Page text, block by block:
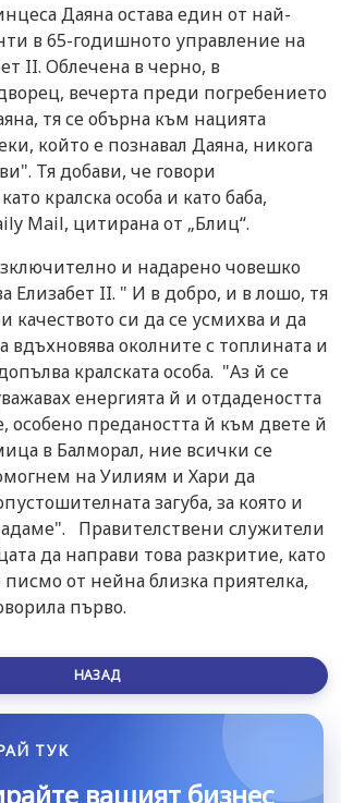
Даяна остава един от най-
в 65-годишното управление на
II. Облечена в черно, в
вечерта преди погребението
тя се обърна към нацията
който е познавал Даяна, никога
Тя добави, че говори
кралска особа и като баба,
Mail, цитирана от „Блиц“.
и надарено човешко
Елизабет II. " И в добро, и в лошо, тя
качеството си да се усмихва и да
вдъхновява околните с топлината и
кралската особа. "Аз й се
енергията й и отдадеността
особено предаността й към двете й
в Балморал, ние всички се
на Уилиям и Хари да
загуба, за която и
Правителствени служители
да направи това разкритие, като
от нейна близка приятелка,
първо.
НАЗАД
ТУК
вашият бизнес